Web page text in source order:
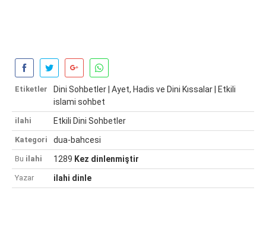
Etiketler
Dini Sohbetler | Ayet, Hadis ve Dini Kıssalar | Etkili
islami sohbet
ilahi Etkili Dini Sohbetler
Kategori dua-bahcesi
Bu ilahi 1289 Kez dinlenmiştir
Yazar ilahi dinle